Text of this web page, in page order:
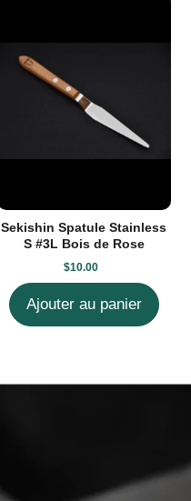
Sekishin Spatule Stainless
S #3L Bois de Rose
$10.00
Ajouter au panier